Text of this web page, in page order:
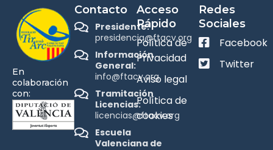
En
colaboración
con:
Contacto
Presidente:
presidencia@ftacv.org
Información
General:
info@ftacv.org
Tramitación
Licencias:
licencias@ftacv.org
Escuela
Valenciana de
Acceso
Rápido
Política de
Privacidad
Aviso legal
Política de
cookies
Redes
Sociales
Facebook
Twitter